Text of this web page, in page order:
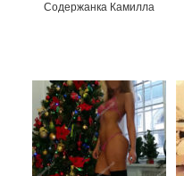
Содержанка Камилла